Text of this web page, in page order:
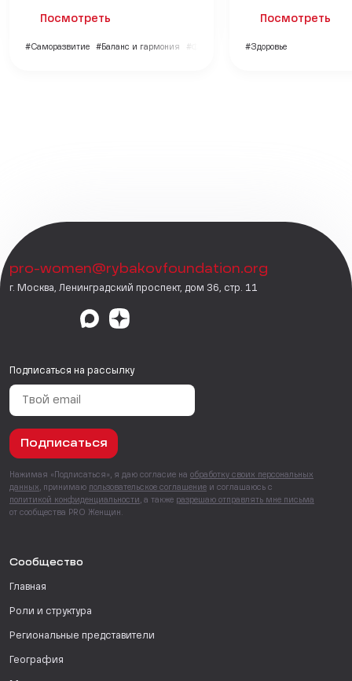
Посмотреть
#Саморазвитие #Баланс и гармония #Финансы
Посмотреть
#Здоровье
pro-women@rybakovfoundation.org
г. Москва, Ленинградский проспект, дом 36, стр. 11
Подписаться на рассылку
Подписаться
Нажимая «Подписаться», я даю согласие на обработку своих персональных
данных , принимаю пользовательское соглашение и соглашаюсь с
политикой конфиденциальности , а также разрешаю отправлять мне письма
от сообщества PRO Женщин.
Сообщество
Главная
Роли и структура
Региональные представители
География